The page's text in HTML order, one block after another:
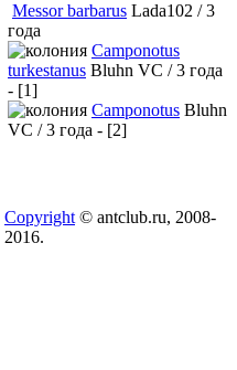
Messor barbarus Lada102 / 3
года
Camponotus
turkestanus Bluhn VC / 3 года
- [1]
Camponotus Bluhn
VC / 3 года - [2]
Copyright © antclub.ru, 2008-
2016.